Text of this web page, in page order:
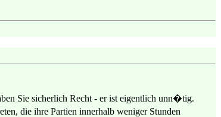
Sie sicherlich Recht - er ist eigentlich unn�tig.
die ihre Partien innerhalb weniger Stunden